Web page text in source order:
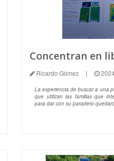
Ricardo Gómez |
La experiencia de buscar a una
que utilizan las familias que
para dar con su paradero